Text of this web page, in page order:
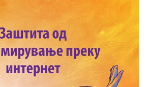
еден клик до сите услуги